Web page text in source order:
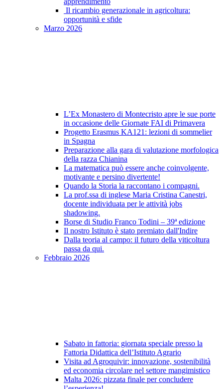
Il ricambio generazionale in agricoltura:
opportunità e sfide
Marzo 2026
L’Ex Monastero di Montecristo apre le sue porte
in occasione delle Giornate FAI di Primavera
Progetto Erasmus KA121: lezioni di sommelier
in Spagna
Preparazione alla gara di valutazione morfologica
della razza Chianina
La matematica può essere anche coinvolgente,
motivante e persino divertente!
Quando la Storia la raccontano i compagni.
La prof.ssa di inglese Maria Cristina Canestri,
docente individuata per le attività jobs
shadowing.
Borse di Studio Franco Todini – 39ª edizione
Il nostro Istituto è stato premiato dall'Indire
Dalla teoria al campo: il futuro della viticoltura
passa da qui.
Febbraio 2026
Sabato in fattoria: giornata speciale presso la
Fattoria Didattica dell’Istituto Agrario
Visita ad Agroquivir: innovazione, sostenibilità
ed economia circolare nel settore mangimistico
Malta 2026: pizzata finale per concludere